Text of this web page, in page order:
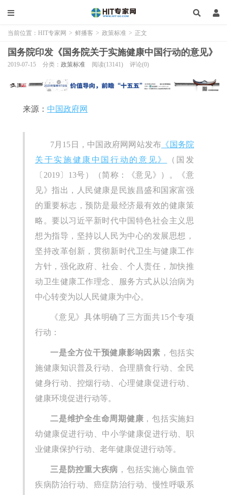
当前位置： HIT专家网 > 鲜播客 > 政策标准 > 正文
国务院印发《国务院关于实施健康中国行动的意见》
2019-07-15 分类： 政策标准 阅读(13141) 评论(0)
来源： 中国政府网
7月15日，中国政府网网站发布 《国务院
关于实施健康中国行动的意见》
（国发
〔2019〕13号）（简称：《意见》）。《意
见》指出，人民健康是民族昌盛和国家富强
的重要标志，预防是最经济最有效的健康策
略。要以习近平新时代中国特色社会主义思
想为指导，坚持以人民为中心的发展思想，
坚持改革创新，贯彻新时代卫生与健康工作
方针，强化政府、社会、个人责任，加快推
动卫生健康工作理念、服务方式从以治病为
中心转变为以人民健康为中心。
《意见》具体明确了三方面共15个专项
行动：
一是全方位干预健康影响因素 ，包括实
施健康知识普及行动、合理膳食行动、全民
健身行动、控烟行动、心理健康促进行动、
健康环境促进行动等。
二是维护全生命周期健康 ，包括实施妇
幼健康促进行动、中小学健康促进行动、职
业健康保护行动、老年健康促进行动等。
三是防控重大疾病 ，包括实施心脑血管
疾病防治行动、癌症防治行动、慢性呼吸系